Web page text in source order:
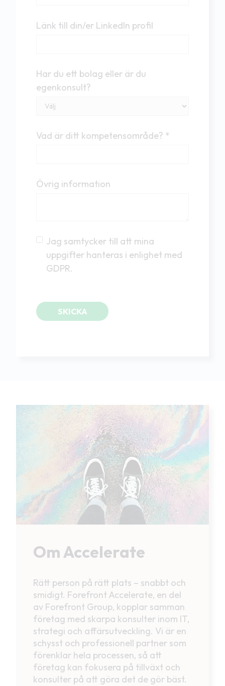
Länk till din/er LinkedIn profil
Har du ett bolag eller är du
egenkonsult?
Vad är ditt kompetensområde? *
Övrig information
Jag samtycker till att mina
uppgifter hanteras i enlighet med
GDPR.
Om Accelerate
Rätt person på rätt plats – snabbt och
smidigt. Forefront Accelerate, en del
av Forefront Group, kopplar samman
företag med skarpa konsulter inom IT,
strategi och affärsutveckling. Vi är en
schysst och professionell partner som
förenklar hela processen, så att
företag kan fokusera på tillväxt och
konsulter på att göra det de gör bäst.